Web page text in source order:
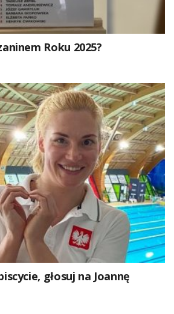
Roku 2025?
głosuj na Joannę